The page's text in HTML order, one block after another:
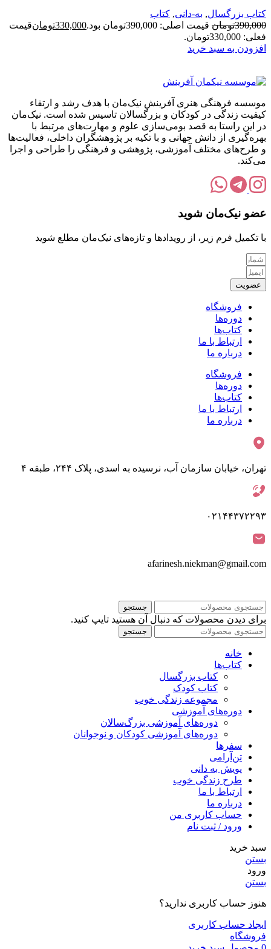
کتاب بزرگسال, به-دانی, کتاب
390,000تومان قیمت اصلی: 390,000تومان بود. 330,000تومانقیمت
فعلی: 330,000تومان.
افزودن به سبد خرید
موسسه فرهنگی هنری آفرینش نیک‌مان با هدف رشد و ارتقاء
کیفیت زندگی در کودکان و بزرگسالان تاسیس شده است. نیک‌مان
در این راستا به قصد بومی‌سازی علوم و مهارت‌های مرتبط با
بهره‌گیری از دانش جهانی و با تکیه بر پژوهشگران داخلی، فعالیت‌ها
و طرح‌های مختلف آموزشی، پژوهشی و فرهنگی را طراحی و اجرا
می‌کند.
عضو نیک‌مان شوید
با تکمیل فرم زیر، از رویدادها و تازه‌های نیک‌مان مطلع شوید
عضویت
فروشگاه
دوره‌ها
کتاب‌ها
ارتباط با ما
درباره ما
فروشگاه
دوره‌ها
کتاب‌ها
ارتباط با ما
درباره ما
تهران، خیابان سازمان آب، نرسیده به اسدی، پلاک ۲۴۴، طبقه ۴
۰۲۱۴۴۳۷۲۲۹۳
afarinesh.niekman@gmail.com
جستجو
برای دیدن محصولات که دنبال آن هستید تایپ کنید.
جستجو
خانه
کتاب‌ها
کتاب بزرگسال
کتاب کودک
مجموعه زندگی خوب
دوره‌های آموزشی
دوره‌های آموزشی بزرگ‌سالان
دوره‌های آموزشی کودکان و نوجوانان
سفرها
تن‌آرامی
پویش به دانی
طرح زندگی خوب
ارتباط با ما
درباره ما
حساب کاربری من
ورود / ثبت نام
سبد خرید
بستن
ورود
بستن
هنوز حساب کاربری ندارید؟
ایجاد حساب کاربری
فروشگاه